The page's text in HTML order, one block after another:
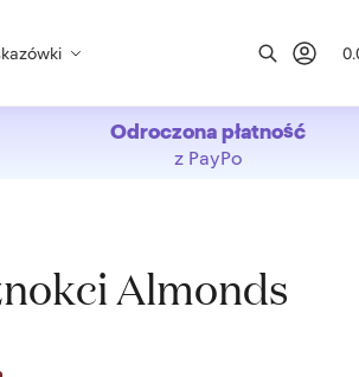
Szukaj
Odroczona płatność
z PayPo
Almonds